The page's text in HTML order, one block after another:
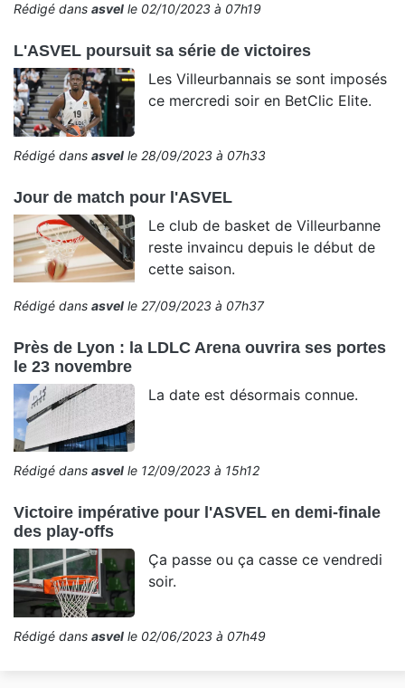
Rédigé dans asvel le 02/10/2023 à 07h19
L'ASVEL poursuit sa série de victoires
Les Villeurbannais se sont imposés
ce mercredi soir en BetClic Elite.
Rédigé dans asvel le 28/09/2023 à 07h33
Jour de match pour l'ASVEL
Le club de basket de Villeurbanne
reste invaincu depuis le début de
cette saison.
Rédigé dans asvel le 27/09/2023 à 07h37
Près de Lyon : la LDLC Arena ouvrira ses portes
le 23 novembre
La date est désormais connue.
Rédigé dans asvel le 12/09/2023 à 15h12
Victoire impérative pour l'ASVEL en demi-finale
des play-offs
Ça passe ou ça casse ce vendredi
soir.
Rédigé dans asvel le 02/06/2023 à 07h49